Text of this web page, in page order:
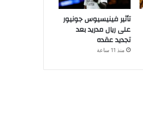
تأثير فينيسيوس جونيور
على ريال مدريد بعد
تجديد عقده
منذ 11 ساعة